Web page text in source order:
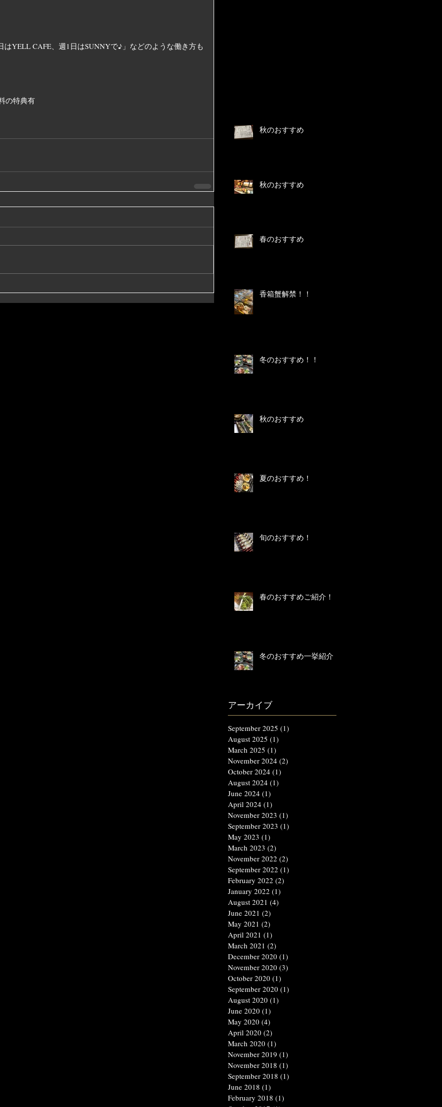
YELL CAFE、週1日はSUNNYで♪」などのような働き方も
の特典有
秋のおすすめ
秋のおすすめ
春のおすすめ
香箱蟹解禁！！
冬のおすすめ！！
秋のおすすめ
夏のおすすめ！
旬のおすすめ！
春のおすすめご紹介！
冬のおすすめ一挙紹介！
アーカイブ
September 2025 (1)
August 2025 (1)
March 2025 (1)
November 2024 (2)
October 2024 (1)
August 2024 (1)
June 2024 (1)
April 2024 (1)
November 2023 (1)
September 2023 (1)
May 2023 (1)
March 2023 (2)
November 2022 (2)
September 2022 (1)
February 2022 (2)
January 2022 (1)
August 2021 (4)
June 2021 (2)
May 2021 (2)
April 2021 (1)
March 2021 (2)
December 2020 (1)
November 2020 (3)
October 2020 (1)
September 2020 (1)
August 2020 (1)
June 2020 (1)
May 2020 (4)
April 2020 (2)
March 2020 (1)
November 2019 (1)
November 2018 (1)
September 2018 (1)
June 2018 (1)
February 2018 (1)